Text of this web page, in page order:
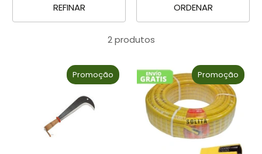
REFINAR ORDENAR
2 produtos
Promoção Promoção